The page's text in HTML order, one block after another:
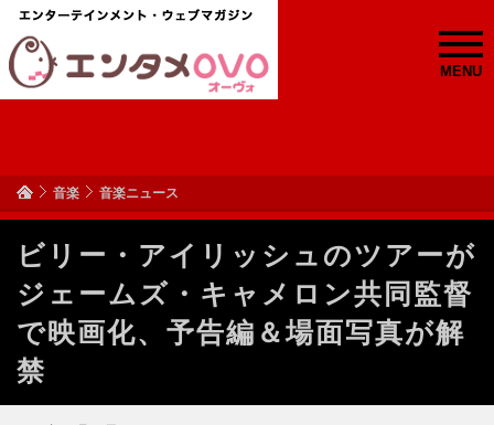
MENU
音楽 音楽ニュース
ビリー・アイリッシュのツアーが
ジェームズ・キャメロン共同監督
で映画化、予告編＆場面写真が解
禁